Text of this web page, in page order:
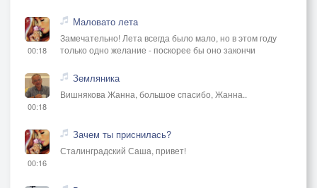
00:18
Маловато лета
Замечательно! Лета всегда было мало, но в этом году
только одно желание - поскорее бы оно закончи
00:18
Земляника
Вишнякова Жанна, большое спасибо, Жанна..
00:16
Зачем ты приснилась?
Сталинградский Саша, привет!